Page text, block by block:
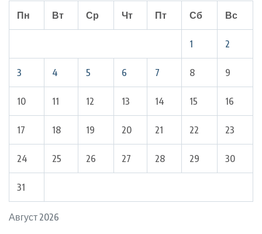
Август 2026
Пн Вт Ср Чт Пт Сб Вс
1 2
3 4 5 6 7 8 9
10 11 12 13 14 15 16
17 18 19 20 21 22 23
24 25 26 27 28 29 30
31